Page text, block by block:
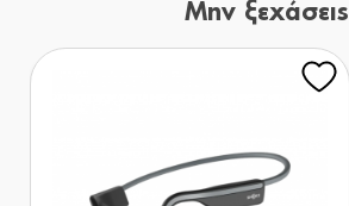
Μην ξεχάσεις